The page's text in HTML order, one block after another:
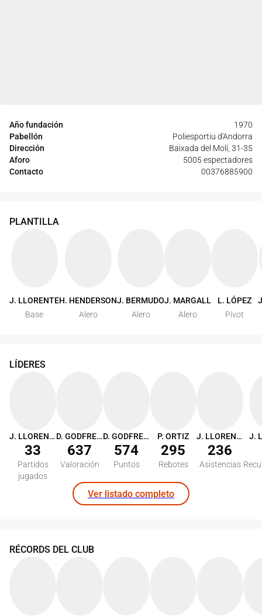
Año fundación
1970
Pabellón
Poliesportiu d'Andorra
Dirección
Baixada del Molí, 31-35
Aforo
5005 espectadores
Contacto
00376885900
PLANTILLA
J. LLORENTE
Base
H. HENDERSON
Alero
J. BERMUDO
Alero
J. MARGALL
Alero
L. LÓPEZ
Pívot
LÍDERES
J. LLORENTE
33
Partidos
jugados
D. GODFREAD
637
Valoración
D. GODFREAD
574
Puntos
P. ORTIZ
295
Rebotes
J. LLORENTE
236
Asistencias
Ver listado completo
RÉCORDS DEL CLUB